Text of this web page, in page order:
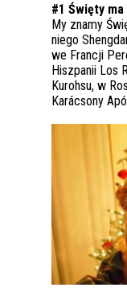
#1 Święty
My znamy
niego
we Francji
Hiszpanii Los
Kurohsu, w
Karácsony